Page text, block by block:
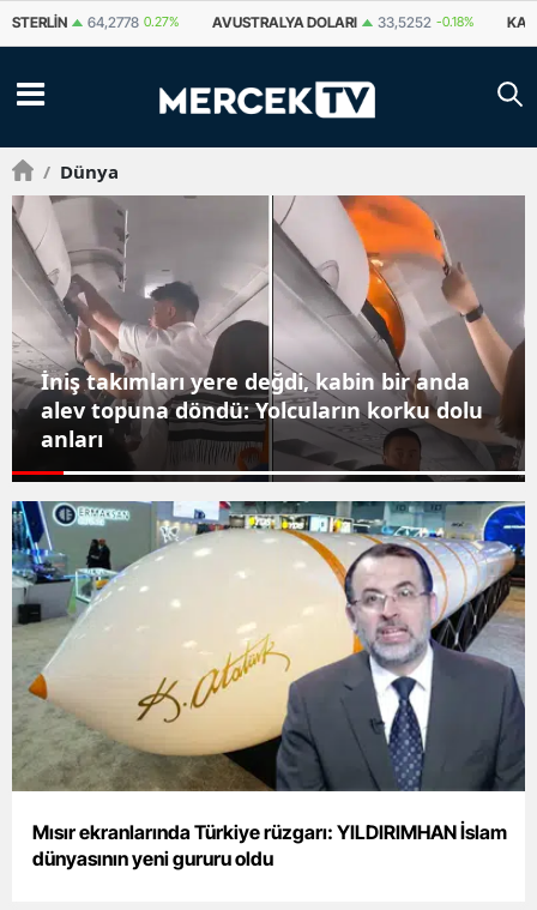
AVUSTRALYA DOLARI 33,5252 -0.18% KANADA DOLARI 34,0079 0.14%
/ Dünya
İniş takımları yere değdi, kabin bir anda
alev topuna döndü: Yolcuların korku dolu
anları
Mısır ekranlarında Türkiye rüzgarı: YILDIRIMHAN İslam
dünyasının yeni gururu oldu